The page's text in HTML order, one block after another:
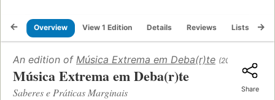
Overview View 1 Edition Details Reviews Lists
An edition of Música Extrema em Deba(r)te (2024)
Música Extrema em Deba(r)te
Saberes e Práticas Marginais Share